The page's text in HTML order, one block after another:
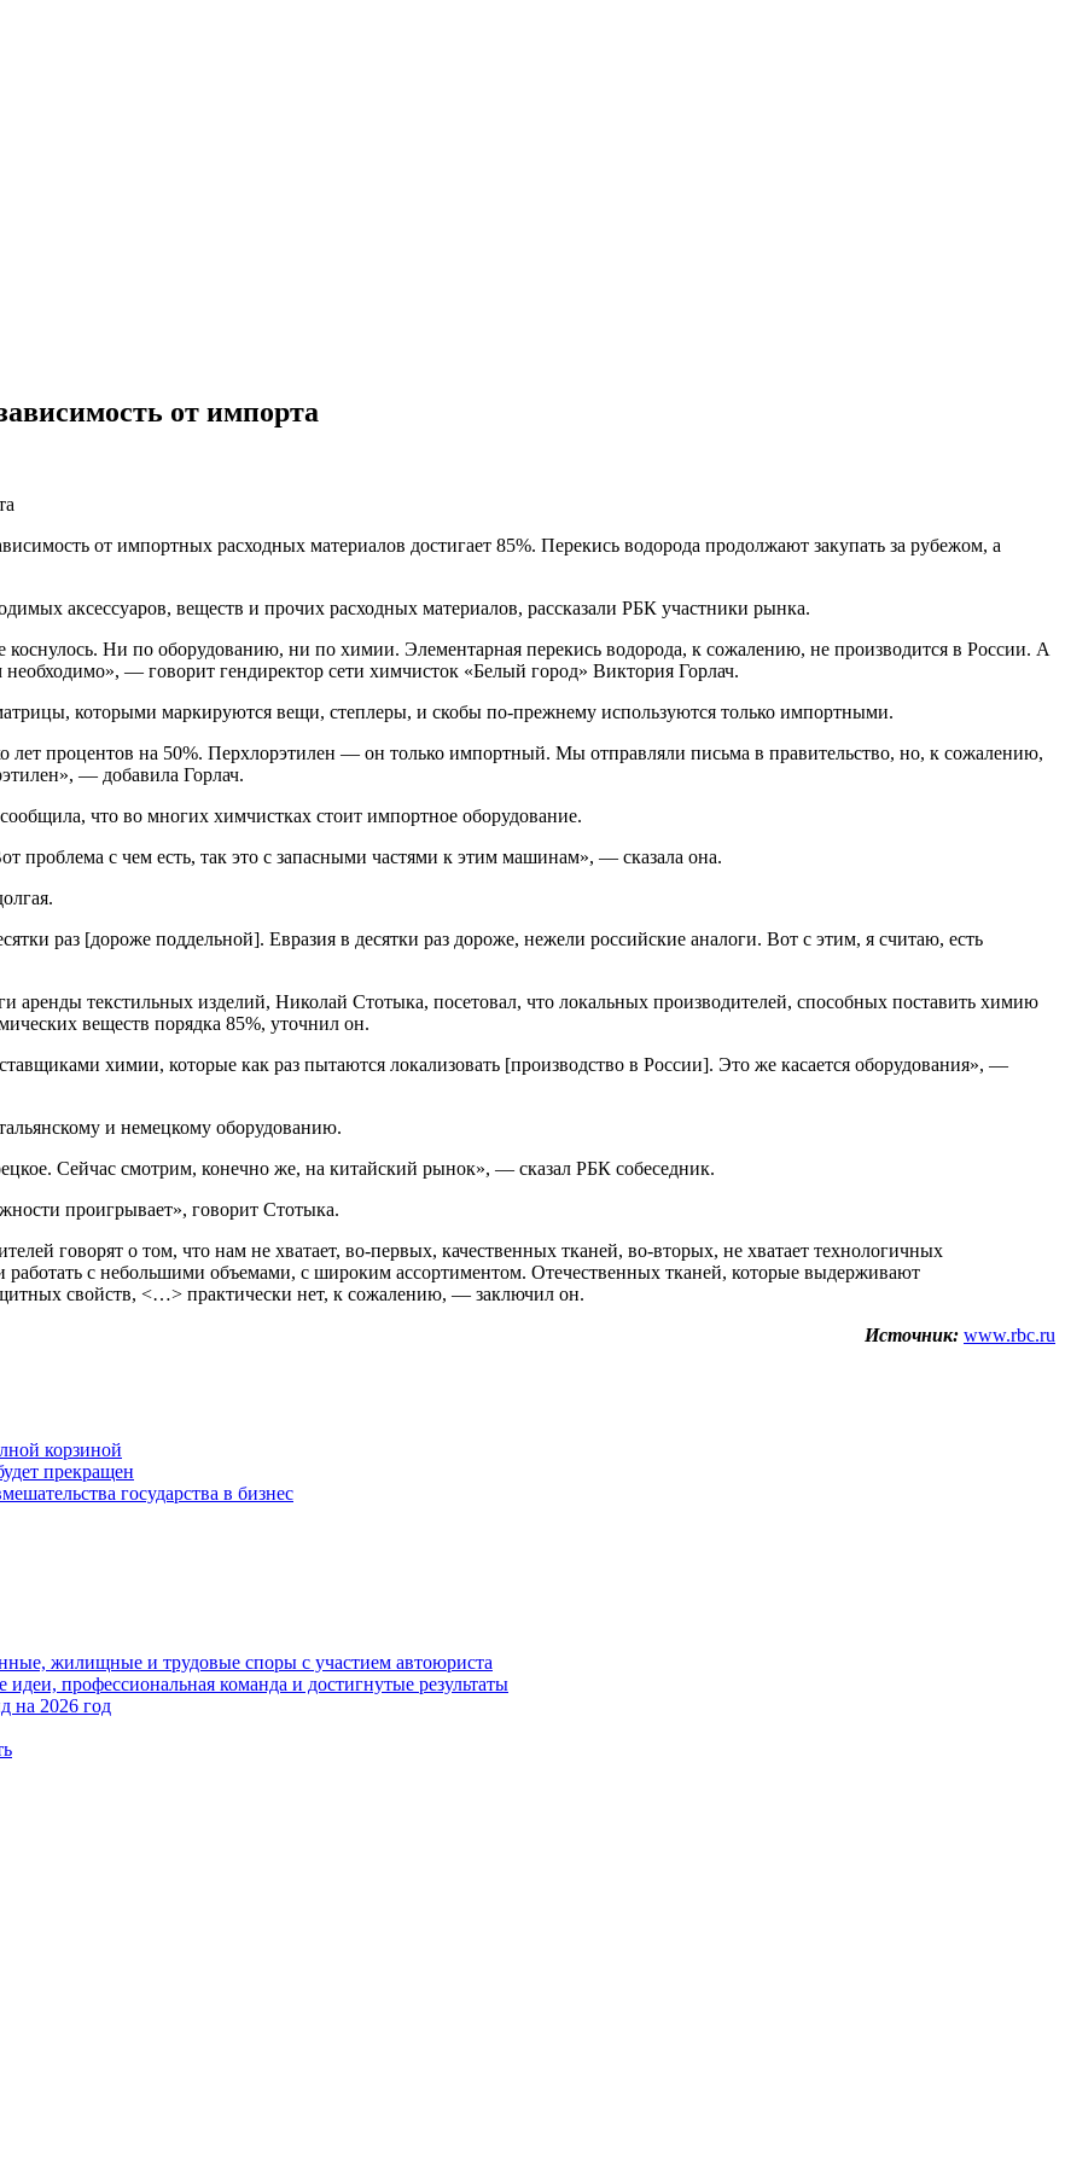
от импорта
от импортных расходных материалов достигает 85%. Перекись водорода продолжают закупать за рубежом, а
аксессуаров, веществ и прочих расходных материалов, рассказали РБК участники рынка.
Ни по оборудованию, ни по химии. Элементарная перекись водорода, к сожалению, не производится в России. А
необходимо», — говорит гендиректор сети химчисток «Белый город» Виктория Горлач.
которыми маркируются вещи, степлеры, и скобы по-прежнему используются только импортными.
лет процентов на 50%. Перхлорэтилен — он только импортный. Мы отправляли письма в правительство, но, к сожалению,
— добавила Горлач.
что во многих химчистках стоит импортное оборудование.
проблема с чем есть, так это с запасными частями к этим машинам», — сказала она.
раз [дороже поддельной]. Евразия в десятки раз дороже, нежели российские аналоги. Вот с этим, я считаю, есть
аренды текстильных изделий, Николай Стотыка, посетовал, что локальных производителей, способных поставить химию
веществ порядка 85%, уточнил он.
химии, которые как раз пытаются локализовать [производство в России]. Это же касается оборудования», —
и немецкому оборудованию.
Сейчас смотрим, конечно же, на китайский рынок», — сказал РБК собеседник.
проигрывает», говорит Стотыка.
говорят о том, что нам не хватает, во-первых, качественных тканей, во-вторых, не хватает технологичных
работать с небольшими объемами, с широким ассортиментом. Отечественных тканей, которые выдерживают
свойств, <…> практически нет, к сожалению, — заключил он.
Источник: www.rbc.ru
корзиной
прекращен
государства в бизнес
жилищные и трудовые споры с участием автоюриста
профессиональная команда и достигнутые результаты
на 2026 год